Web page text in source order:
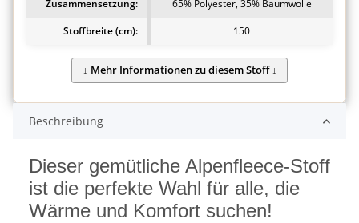
Zusammensetzung:
65% Polyester, 35% Baumwolle
Stoffbreite (cm):
150
Beschreibung
Dieser gemütliche Alpenfleece-Stoff
ist die perfekte Wahl für alle, die
Wärme und Komfort suchen!